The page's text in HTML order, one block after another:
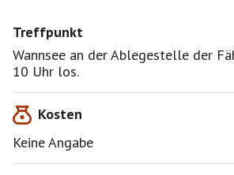
Treffpunkt
Wannsee an der Ablegestelle der
10 Uhr los.
Kosten
Keine Angabe